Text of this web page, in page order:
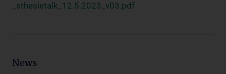
_sthesietalk_12.5.2023_v03.pdf
News